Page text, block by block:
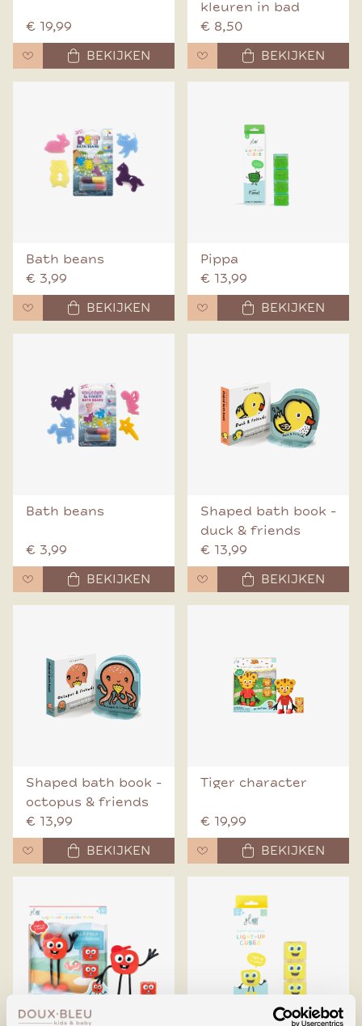
€ 19,99
BEKIJKEN
kleuren in bad
€ 8,50
BEKIJKEN
Bath beans
€ 3,99
BEKIJKEN
Pippa
€ 13,99
BEKIJKEN
Bath beans
€ 3,99
BEKIJKEN
Shaped bath book -
duck & friends
€ 13,99
BEKIJKEN
Shaped bath book -
octopus & friends
€ 13,99
BEKIJKEN
Tiger character
€ 19,99
BEKIJKEN